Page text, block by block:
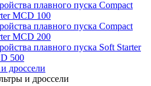
плавного пуска Compact
MCD 100
плавного пуска Compact
MCD 200
плавного пуска Soft Starter
500
дроссели
и дроссели